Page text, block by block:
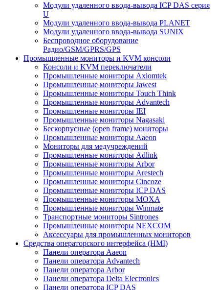
Модули удаленного ввода-вывода ICP DAS серия
U
Модули удаленного ввода-вывода PLANET
Модули удаленного ввода-вывода SUNIX
Беспроводное оборудование
Радио/GSM/GPRS/GPS
Промышленные мониторы и KVM консоли
Консоли и KVM переключатели
Промышленные мониторы Axiomtek
Промышленные мониторы Jawest
Промышленные мониторы Touch Think
Промышленные мониторы Advantech
Промышленные мониторы IEI
Промышленные мониторы Nagasaki
Бескорпусные (open frame) мониторы
Промышленные мониторы Aaeon
Мониторы для медучреждений
Промышленные мониторы Adlink
Промышленные мониторы Arbor
Промышленные мониторы Arestech
Промышленные мониторы Cincoze
Промышленные мониторы ICP DAS
Промышленные мониторы MOXA
Промышленные мониторы Winmate
Транспортные мониторы Sintrones
Промышленные мониторы NEXCOM
Аксессуары для промышленных мониторов
Средства операторского интерфейса (HMI)
Панели оператора Aaeon
Панели оператора Advantech
Панели оператора Arbor
Панели оператора Delta Electronics
Панели оператора ICP DAS